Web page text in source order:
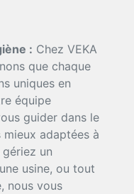
: Chez VEKA
que chaque
uniques en
équipe
guider dans le
adaptées à
un
usine, ou tout
nous vous